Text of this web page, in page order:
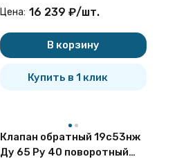
Цена: 16 239 ₽/шт.
В корзину
Купить в 1 клик
Клапан обратный 19с53нж
Ду 65 Ру 40 поворотный